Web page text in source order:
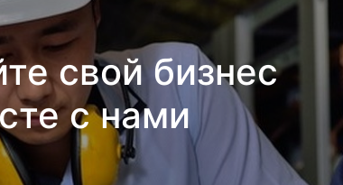
свой бизнес
с нами